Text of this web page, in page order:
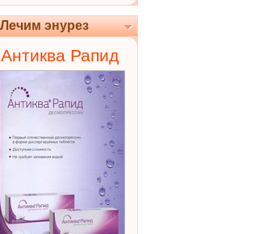
Лечим энурез
Антиква Рапид